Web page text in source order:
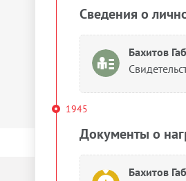
Сведения о
Бахитов
1945
Документы о
Бахитов